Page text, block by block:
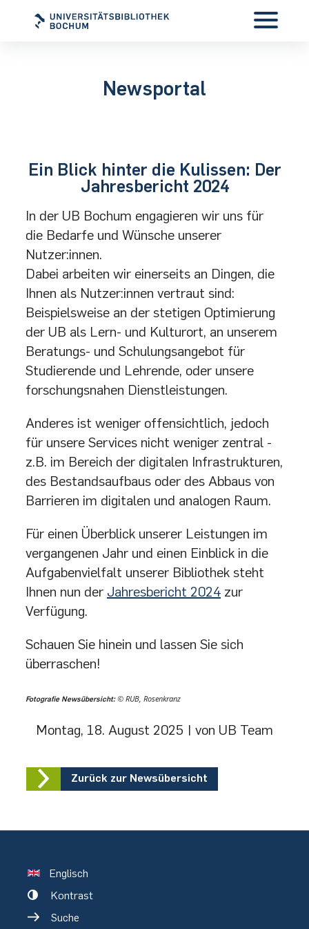
Newsportal
Ein Blick hinter die Kulissen: Der
Jahresbericht 2024
In der UB Bochum engagieren wir uns für
die Bedarfe und Wünsche unserer
Nutzer:innen.
Dabei arbeiten wir einerseits an Dingen, die
Ihnen als Nutzer:innen vertraut sind:
Beispielsweise an der stetigen Optimierung
der UB als Lern- und Kulturort, an unserem
Beratungs- und Schulungsangebot für
Studierende und Lehrende, oder unsere
forschungsnahen Dienstleistungen.
Anderes ist weniger offensichtlich, jedoch
für unsere Services nicht weniger zentral -
z.B. im Bereich der digitalen Infrastrukturen,
des Bestandsaufbaus oder des Abbaus von
Barrieren im digitalen und analogen Raum.
Für einen Überblick unserer Leistungen im
vergangenen Jahr und einen Einblick in die
Aufgabenvielfalt unserer Bibliothek steht
Ihnen nun der Jahresbericht 2024 zur
Verfügung.
Schauen Sie hinein und lassen Sie sich
überraschen!
Fotografie Newsübersicht:© RUB, Rosenkranz
Montag, 18. August 2025 | von UB Team
Zurück zur Newsübersicht
Englisch
Kontrast
Suche